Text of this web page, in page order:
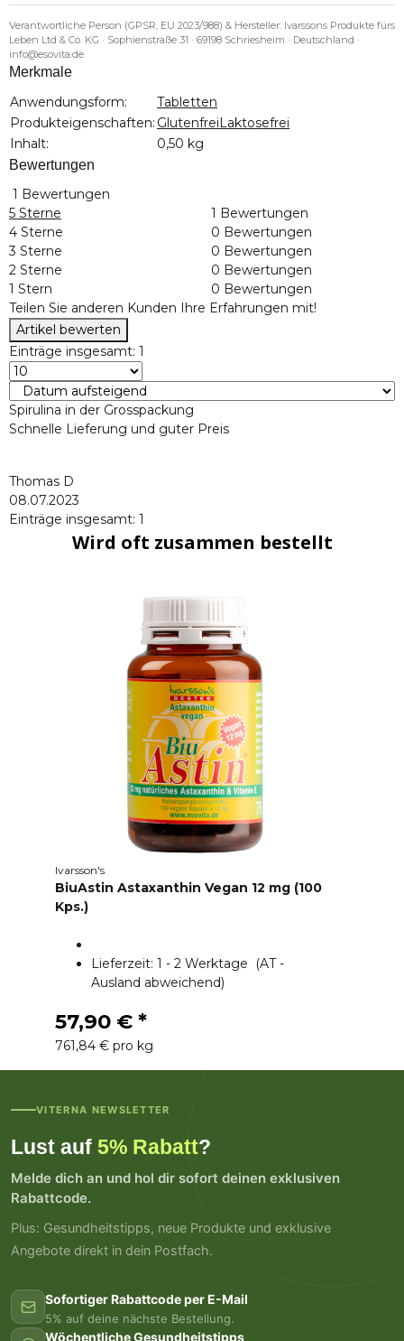
Verantwortliche Person (GPSR, EU 2023/988) & Hersteller: Ivarssons Produkte fürs
Leben Ltd & Co. KG · Sophienstraße 31 · 69198 Schriesheim · Deutschland ·
info@esovita.de
Merkmale
Produkteigenschaft
Wert
Anwendungsform:
Tabletten
Produkteigenschaften: Glutenfrei Laktosefrei
Inhalt:
0,50 kg
Bewertungen
1 Bewertungen
5 Sterne
1 Bewertungen
4 Sterne
0 Bewertungen
3 Sterne
0 Bewertungen
2 Sterne
0 Bewertungen
1 Stern
0 Bewertungen
Teilen Sie anderen Kunden Ihre Erfahrungen mit!
Artikel bewerten
Einträge insgesamt: 1
Spirulina in der Grosspackung
Schnelle Lieferung und guter Preis
Thomas D
08.07.2023
Einträge insgesamt: 1
Wird oft zusammen bestellt
Ivarsson's
BiuAstin Astaxanthin Vegan 12 mg (100
Kps.)
Lieferzeit: 1 - 2 Werktage
(AT -
Ausland abweichend)
57,90 € *
761,84 € pro kg
VITERNA NEWSLETTER
Lust auf 5% Rabatt?
Melde dich an und hol dir sofort deinen exklusiven
Rabattcode.
Plus: Gesundheitstipps, neue Produkte und exklusive
Angebote direkt in dein Postfach.
Sofortiger Rabattcode per E-Mail
5% auf deine nächste Bestellung.
Wöchentliche Gesundheitstipps